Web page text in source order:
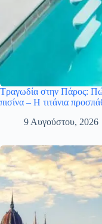
Τραγωδία στην Πάρος:
πισίνα – Η τιτάνια
9 Αυγούστου, 2026